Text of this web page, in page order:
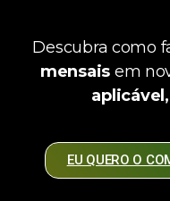
Descubra como
mensais em
EU QUERO O